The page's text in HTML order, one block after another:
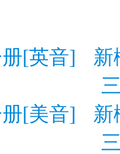
[英音]
新
[美音]
新